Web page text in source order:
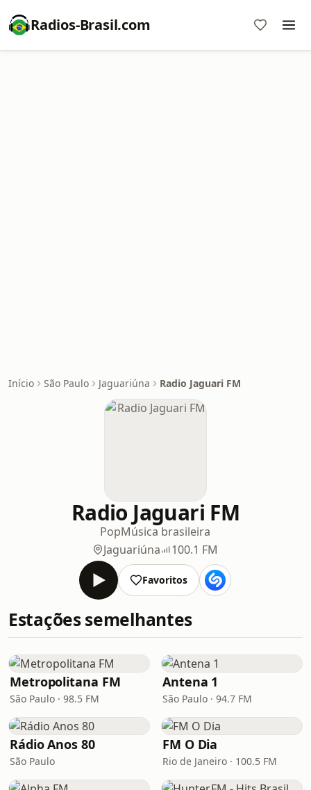
Radios-Brasil.com
Início São Paulo Jaguariúna Radio Jaguari FM
Radio Jaguari FM
PopMúsica brasileira
Jaguariúna
100.1 FM
Favoritos
Estações semelhantes
Metropolitana FM
São Paulo · 98.5 FM
Antena 1
São Paulo · 94.7 FM
Rádio Anos 80
São Paulo
FM O Dia
Rio de Janeiro · 100.5 FM